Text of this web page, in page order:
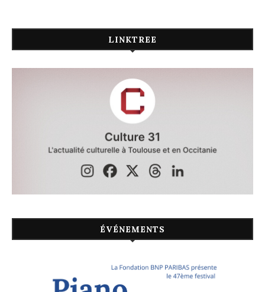
LINKTREE
ÉVÉNEMENTS